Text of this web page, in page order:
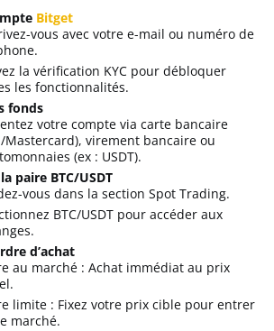
Bitget
vous avec votre e-mail ou numéro de
la vérification KYC pour débloquer
les fonctionnalités.
fonds
votre compte via carte bancaire
Mastercard), virement bancaire ou
(ex : USDT).
paire BTC/USDT
vous dans la section Spot Trading.
BTC/USDT pour accéder aux
d’achat
au marché : Achat immédiat au prix
limite : Fixez votre prix cible pour entrer
marché.